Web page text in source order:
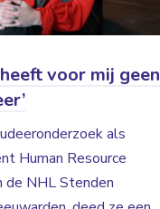
voor mij geen
als
Human Resource
de NHL Stenden